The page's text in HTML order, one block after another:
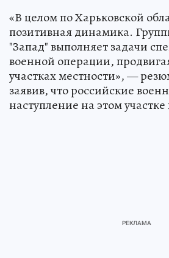
«В целом по Харьковской
позитивная динамика.
"Запад" выполняет задачи
военной операции,
участках местности», —
заявив, что российские
наступление на этом